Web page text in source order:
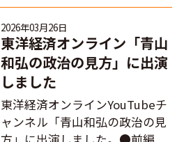
2026年03月26日
東洋経済オンライン「青山
和弘の政治の見方」に出演
しました
東洋経済オンラインYouTubeチ
ャンネル「青山和弘の政治の見